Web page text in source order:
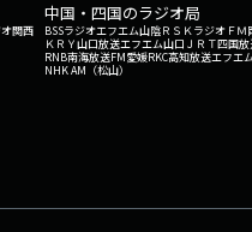
関西
中国・四国のラジオ局
BSSラジオエフエム山陰ＲＳＫラジオ ＦＭ
ＫＲＹ山口放送エフエム山口 ＪＲＴ四国
RNB南海放送FM愛媛RKC高知放送エフエ
NHK AM（松山）